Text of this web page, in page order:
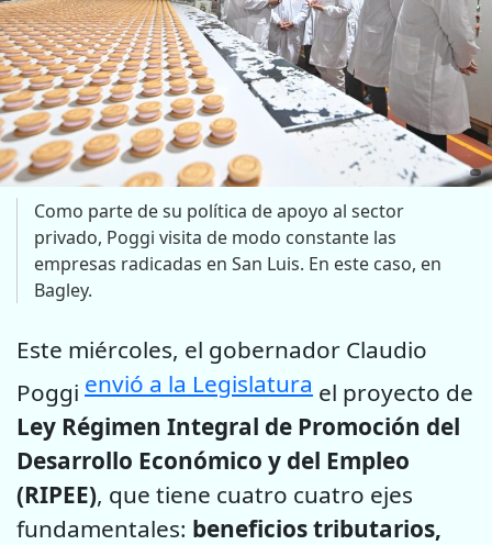
Como parte de su política de apoyo al sector
privado, Poggi visita de modo constante las
empresas radicadas en San Luis. En este caso, en
Bagley.
Este miércoles, el gobernador Claudio
Poggi envió a la Legislatura el proyecto de
Ley Régimen Integral de Promoción del
Desarrollo Económico y del Empleo
(RIPEE), que tiene cuatro cuatro ejes
fundamentales: beneficios tributarios,